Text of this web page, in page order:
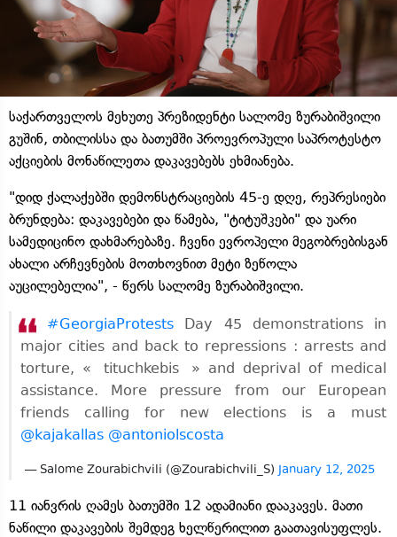
საქართველოს მეხუთე პრეზიდენტი სალომე ზურაბიშვილი
გუშინ, თბილისსა და ბათუმში პროევროპული საპროტესტო
აქციების მონაწილეთა დაკავებებს ეხმიანება.
"დიდ ქალაქებში დემონსტრაციების 45-ე დღე, რეპრესიები
ბრუნდება: დაკავებები და წამება, "ტიტუშკები" და უარი
სამედიცინო დახმარებაზე. ჩვენი ევროპელი მეგობრებისგან
ახალი არჩევნების მოთხოვნით მეტი ზეწოლა
აუცილებელია", - წერს სალომე ზურაბიშვილი.
#GeorgiaProtests Day 45 demonstrations in
major cities and back to repressions : arrests and
torture, « tituchkebis » and deprival of medical
assistance. More pressure from our European
friends calling for new elections is a must
@kajakallas @antoniolscosta
— Salome Zourabichvili (@Zourabichvili_S) January 12, 2025
11 იანვრის ღამეს ბათუმში 12 ადამიანი დააკავეს. მათი
ნაწილი დაკავების შემდეგ ხელწერილით გაათავისუფლეს.